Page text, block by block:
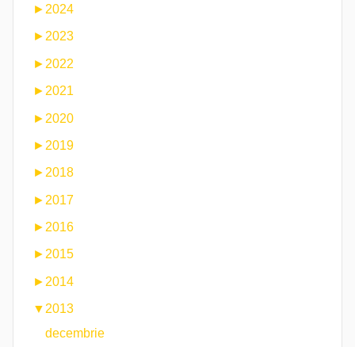
► 2024
►2023
► 2022
► 2021
► 2020
► 2019
► 2018
► 2017
► 2016
►2015
► 2014
▼ 2013
decembrie